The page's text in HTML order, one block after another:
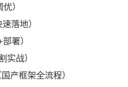
）
落地）
署）
实战）
产框架全流程）